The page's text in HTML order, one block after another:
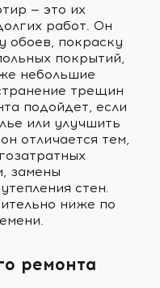
— это их
работ. Он
обоев, покраску
покрытий,
небольшие
трещин
подойдет, если
или улучшить
отличается тем,
замены
стен.
ниже по
ремонта